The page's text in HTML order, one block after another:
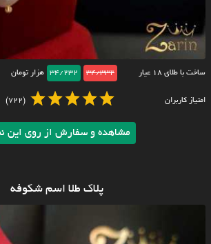
ساخت با طلای ۱۸ عیار 34/332
34/232 هزار تومان
امتیاز کاربران (722)
مشاهده و سفارش از روی این
پلاک طلا اسم شکوفه